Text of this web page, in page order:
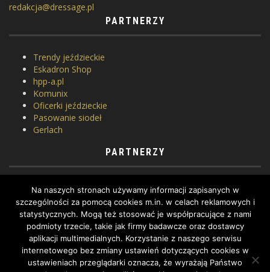
redakcja@dressage.pl
PARTNERZY
Trendy jeździeckie
Eskadron Shop
hpp-a.pl
Komunix
Oficerki jeździeckie
Pasowanie siodeł
Gerlach
PARTNERZY
Horse Equipment
Siodlarnia
Szkoła jeździectwa
WhatToDo
Yard Equites
Cztery Kopyta
Na naszych stronach używamy informacji zapisanych w
szczególności za pomocą cookies m.in. w celach reklamowych i
statystycznych. Mogą też stosować je współpracujące z nami
podmioty trzecie, takie jak firmy badawcze oraz dostawcy
aplikacji multimedialnych. Korzystanie z naszego serwisu
internetowego bez zmiany ustawień dotyczących cookies w
ustawieniach przeglądarki oznacza, że wyrażają Państwo